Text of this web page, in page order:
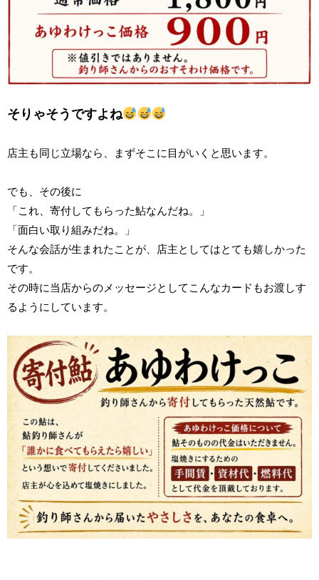
そりゃそうですよね
店主も同じ立場なら、まずそこに目がいくと思います。
でも、その後に
「これ、寄付してもらった鮎なんだね。」
「面白い取り組みだね。」
そんな会話が生まれたことが、店主としてはとても嬉しかった
です。
その時に当店からのメッセージとしてこんなカードもお渡しす
るようにしています。